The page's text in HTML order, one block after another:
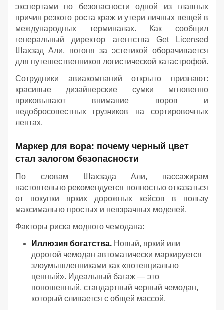
экспертами по безопасности одной из главных
причин резкого роста краж и утери личных вещей в
международных терминалах. Как сообщил
генеральный директор агентства Get Licensed
Шахзад Али, погоня за эстетикой оборачивается
для путешественников логистической катастрофой.
Сотрудники авиакомпаний открыто признают:
красивые дизайнерские сумки мгновенно
приковывают внимание воров и
недобросовестных грузчиков на сортировочных
лентах.
Маркер для вора: почему черный цвет
стал залогом безопасности
По словам Шахзада Али, пассажирам
настоятельно рекомендуется полностью отказаться
от покупки ярких дорожных кейсов в пользу
максимально простых и невзрачных моделей.
Факторы риска модного чемодана:
Иллюзия богатства. Новый, яркий или
дорогой чемодан автоматически маркируется
злоумышленниками как «потенциально
ценный». Идеальный багаж — это
поношенный, стандартный черный чемодан,
который сливается с общей массой.